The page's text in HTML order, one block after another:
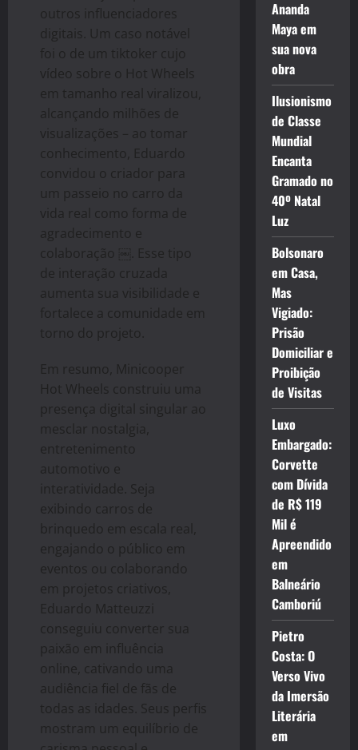
outros influenciadores
digitais. Um caso notável
foi o de um tiktoker cujo
vídeo sobre o Hot Wheels
em tamanho real viralizou,
alcançando milhões de
visualizações – ao tomar
conhecimento, Eduardo
convidou o criador para
um passeio no carro da
vida real como forma de
agradecimento e
colaboração ￼. Esse tipo
de interação cruzada
aumenta sua visibilidade e
fortalece a comunidade em
torno do projeto.
Em resumo, Minicooper
Hot Wheels construiu uma
presença digital singular ao
mesclar nostalgia,
entretenimento
automotivo e
interatividade. Seja
exibindo carros de
brinquedo em escala real,
engajando o público em
eventos ou colaborando
em projetos criativos,
Eduardo Matteuzzi
conseguiu converter sua
paixão em influência
online, cativando uma
audiência fiel de fãs de
todas as idades. Seus perfis
mostram um equilíbrio de
Ananda
Maya em
sua nova
obra
Ilusionismo
de Classe
Mundial
Encanta
Gramado no
40º Natal
Luz
Bolsonaro
em Casa,
Mas
Vigiado:
Prisão
Domiciliar e
Proibição
de Visitas
Luxo
Embargado:
Corvette
com Dívida
de R$ 119
Mil é
Apreendido
em
Balneário
Camboriú
Pietro
Costa: O
Verso Vivo
da Imersão
Literária
em